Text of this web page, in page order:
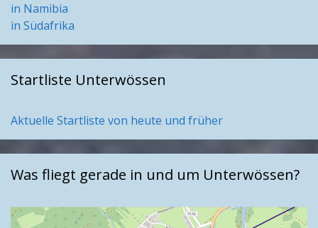
in Namibia
in Südafrika
Startliste Unterwössen
Aktuelle Startliste von heute und früher
Was fliegt gerade in und um Unterwössen?